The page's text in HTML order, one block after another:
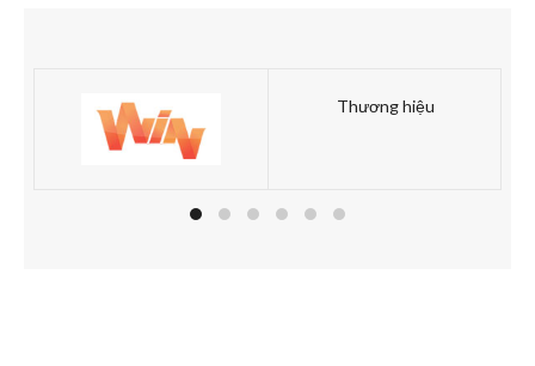
Thương hiệu